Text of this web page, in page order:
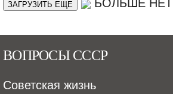
ЗАГРУЗИТЬ ЕЩЕ
ВОПРОСЫ СССР
Советская жизнь